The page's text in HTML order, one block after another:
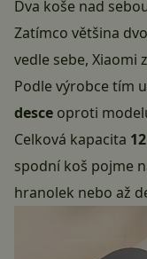
Dva koše nad
Zatímco většina
vedle sebe, Xiaomi
Podle výrobce tím
desce oproti
Celková kapacita
spodní koš pojme
hranolek nebo až